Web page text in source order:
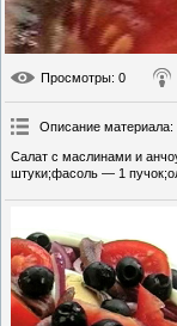
Просмотры: 0
Описание материала:
Салат с маслинами и
штуки;фасоль — 1